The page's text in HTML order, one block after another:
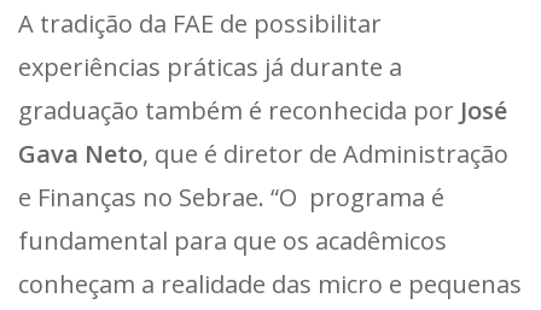
A tradição da FAE de possibilitar
experiências práticas já durante a
graduação também é reconhecida por José
Gava Neto, que é diretor de Administração
e Finanças no Sebrae. “O programa é
fundamental para que os acadêmicos
conheçam a realidade das micro e pequenas